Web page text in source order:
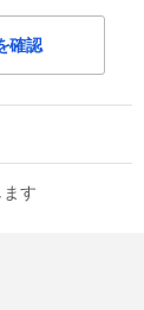
確認
す